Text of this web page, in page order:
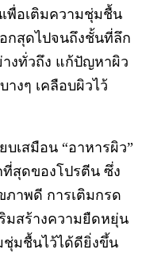
พื่อเติมความชุ่มชื้น
กสุดไปจนถึงชั้นที่ลึก
งทั่วถึง แก้ปัญหาผิว
งๆ เคลือบผิวไว้
บเสมือน “อาหารผิว”
ที่สุดของโปรตีน ซึ่ง
ภาพดี การเติมกรด
มสร้างความยืดหยุ่น
ชุ่มชื้นไว้ได้ดียิ่งขึ้น